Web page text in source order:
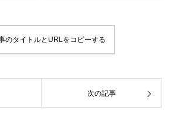
のタイトルとURLをコピーする
次の記事